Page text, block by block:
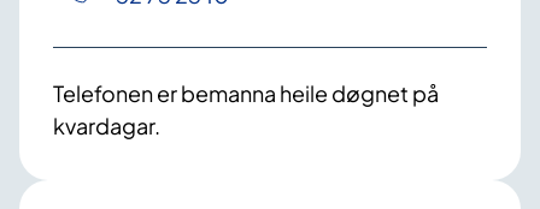
Telefonen er bemanna heile døgnet på
kvardagar.